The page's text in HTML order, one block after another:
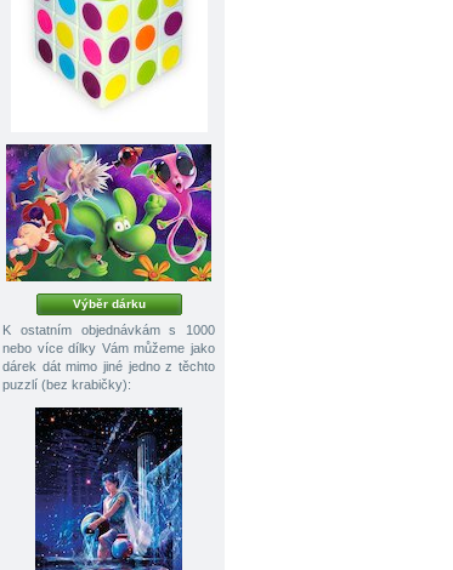
Výběr dárku
K ostatním objednávkám s 1000
nebo více dílky Vám můžeme jako
dárek dát mimo jiné jedno z těchto
puzzlí (bez krabičky):